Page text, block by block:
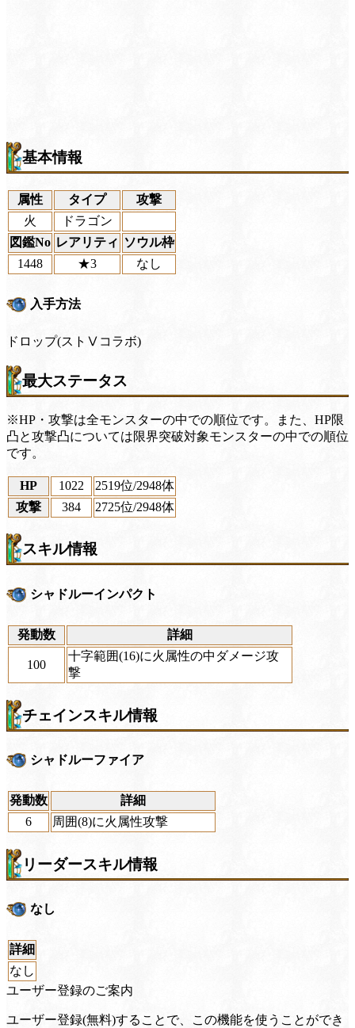
基本情報
属性 タイプ
攻撃
火
ドラゴン
図鑑No レアリティ ソウル枠
1448
★3 なし
入手方法
ドロップ(ストⅤコラボ)
最大ステータス
※HP・攻撃は全モンスターの中での順位です。また、HP限
凸と攻撃凸については限界突破対象モンスターの中での順位
です。
HP 1022 2519位/2948体
攻撃
384 2725位/2948体
スキル情報
シャドルーインパクト
発動数 詳細
100
十字範囲(16)に火属性の中ダメージ攻
撃
チェインスキル情報
シャドルーファイア
発動数
詳細
6
周囲(8)に火属性攻撃
リーダースキル情報
なし
詳細
なし
ユーザー登録のご案内
ユーザー登録(無料)することで、この機能を使うことができ